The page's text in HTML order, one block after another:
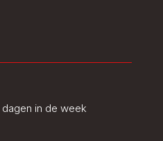
in de week